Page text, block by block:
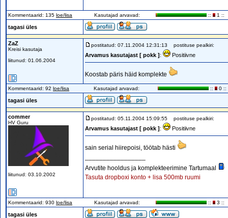
Kommentaarid: 135 loe/lisa Kasutajad arvavad: :: 1 ::
tagasi üles
ZaZ
Kreisi kasutaja
liitunud: 01.06.2004
postitatud: 07.11.2004 12:31:13 postituse pealkiri:
Arvamus kasutajast [ pokk ]: Positiivne
Koostab päris häid komplekte
Kommentaarid: 92 loe/lisa Kasutajad arvavad: :: 0 ::
tagasi üles
commer
HV Guru
liitunud: 03.10.2002
postitatud: 05.11.2004 15:09:55 postituse pealkiri:
Arvamus kasutajast [ pokk ]: Positiivne
sain serial hiirepoisi, töötab hästi
Arvutite hooldus ja komplekteerimine Tartumaal
Tasuta dropboxi konto + lisa 500mb ruumi
Kommentaarid: 930 loe/lisa Kasutajad arvavad: :: 3 ::
tagasi üles